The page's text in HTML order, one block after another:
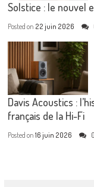
Solstice : le nouvel
Posted on 22 juin 2026
Davis Acoustics :
français de la Hi-Fi
Posted on16 juin 2026 0